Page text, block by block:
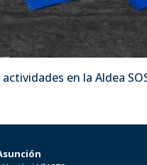
en la Aldea